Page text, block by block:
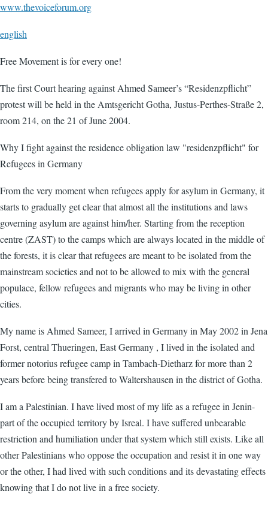
www.thevoiceforum.org
english
Free Movement is for every one!
The first Court hearing against Ahmed Sameer’s “Residenzpflicht”
protest will be held in the Amtsgericht Gotha, Justus-Perthes-Straße 2,
room 214, on the 21 of June 2004.
Why I fight against the residence obligation law "residenzpflicht" for
Refugees in Germany
From the very moment when refugees apply for asylum in Germany, it
starts to gradually get clear that almost all the institutions and laws
governing asylum are against him/her. Starting from the reception
centre (ZAST) to the camps which are always located in the middle of
the forests, it is clear that refugees are meant to be isolated from the
mainstream societies and not to be allowed to mix with the general
populace, fellow refugees and migrants who may be living in other
cities.
My name is Ahmed Sameer, I arrived in Germany in May 2002 in Jena
Forst, central Thueringen, East Germany , I lived in the isolated and
former notorius refugee camp in Tambach-Dietharz for more than 2
years before being transfered to Waltershausen in the district of Gotha.
I am a Palestinian. I have lived most of my life as a refugee in Jenin-
part of the occupied territory by Isreal. I have suffered unbearable
restriction and humiliation under that system which still exists. Like all
other Palestinians who oppose the occupation and resist it in one way
or the other, I had lived with such conditions and its devastating effects
knowing that I do not live in a free society.